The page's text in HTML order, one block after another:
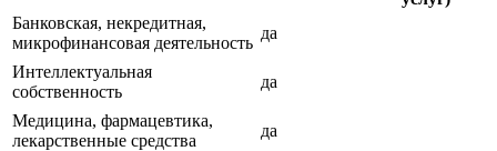
Банковская, некредитная,
микрофинансовая деятельность
да
Интеллектуальная
собственность
да
Медицина, фармацевтика,
лекарственные средства
да